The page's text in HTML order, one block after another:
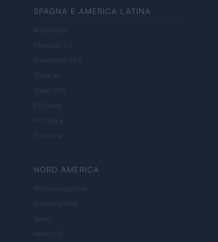
SPAGNA E AMERICA LATINA
Actualidad
Finanzas 24
Investindo 365
Think.es
Viajar 365
ES Newz
Pet Story
Encocina
NORD AMERICA
Womanmagazine
Investing Plus
Newz
Newz US